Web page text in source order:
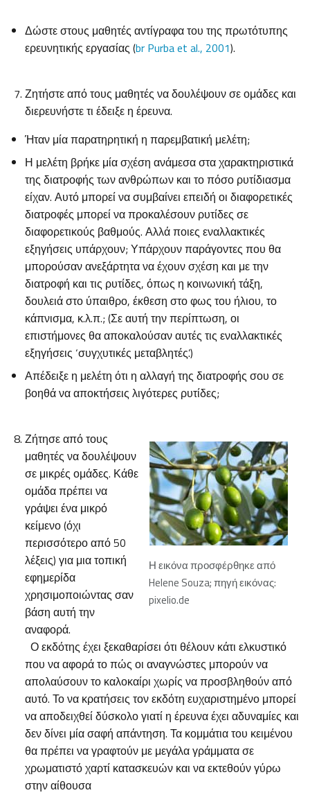
Δώστε στους μαθητές αντίγραφα του της πρωτότυπης
ερευνητικής εργασίας (br Purba et al., 2001).
Ζητήστε από τους μαθητές να δουλέψουν σε ομάδες και
διερευνήστε τι έδειξε η έρευνα.
Ήταν μία παρατηρητική η παρεμβατική μελέτη;
Η μελέτη βρήκε μία σχέση ανάμεσα στα χαρακτηριστικά
της διατροφής των ανθρώπων και το πόσο ρυτίδιασμα
είχαν. Αυτό μπορεί να συμβαίνει επειδή οι διαφορετικές
διατροφές μπορεί να προκαλέσουν ρυτίδες σε
διαφορετικούς βαθμούς. Αλλά ποιες εναλλακτικές
εξηγήσεις υπάρχουν; Υπάρχουν παράγοντες που θα
μπορούσαν ανεξάρτητα να έχουν σχέση και με την
διατροφή και τις ρυτίδες, όπως η κοινωνική τάξη,
δουλειά στο ύπαιθρο, έκθεση στο φως του ήλιου, το
κάπνισμα, κ.λ.π.; (Σε αυτή την περίπτωση, οι
επιστήμονες θα αποκαλούσαν αυτές τις εναλλακτικές
εξηγήσεις ‘συγχυτικές μεταβλητές’.)
Απέδειξε η μελέτη ότι η αλλαγή της διατροφής σου σε
βοηθά να αποκτήσεις λιγότερες ρυτίδες;
Η εικόνα προσφέρθηκε από
Helene Souza; πηγή εικόνας:
pixelio.de
Ζήτησε από τους
μαθητές να δουλέψουν
σε μικρές ομάδες. Κάθε
ομάδα πρέπει να
γράψει ένα μικρό
κείμενο (όχι
περισσότερο από 50
λέξεις) για μια τοπική
εφημερίδα
χρησιμοποιώντας σαν
βάση αυτή την
αναφορά.
Ο εκδότης έχει ξεκαθαρίσει ότι θέλουν κάτι ελκυστικό
που να αφορά το πώς οι αναγνώστες μπορούν να
απολαύσουν το καλοκαίρι χωρίς να προσβληθούν από
αυτό. Το να κρατήσεις τον εκδότη ευχαριστημένο μπορεί
να αποδειχθεί δύσκολο γιατί η έρευνα έχει αδυναμίες και
δεν δίνει μία σαφή απάντηση. Τα κομμάτια του κειμένου
θα πρέπει να γραφτούν με μεγάλα γράμματα σε
χρωματιστό χαρτί κατασκευών και να εκτεθούν γύρω
στην αίθουσα